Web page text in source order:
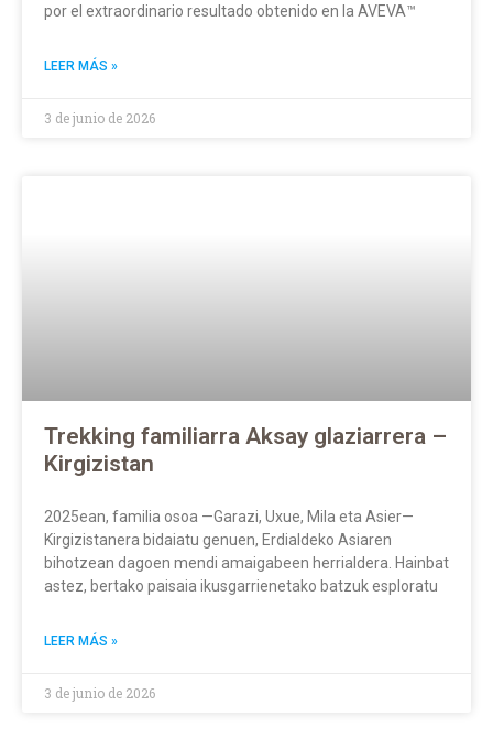
por el extraordinario resultado obtenido en la AVEVA™
LEER MÁS »
3 de junio de 2026
Trekking familiarra Aksay glaziarrera –
Kirgizistan
2025ean, familia osoa —Garazi, Uxue, Mila eta Asier—
Kirgizistanera bidaiatu genuen, Erdialdeko Asiaren
bihotzean dagoen mendi amaigabeen herrialdera. Hainbat
astez, bertako paisaia ikusgarrienetako batzuk esploratu
LEER MÁS »
3 de junio de 2026